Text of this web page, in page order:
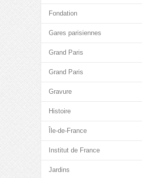
Fondation
Gares parisiennes
Grand Paris
Grand Paris
Gravure
Histoire
Île-de-France
Institut de France
Jardins